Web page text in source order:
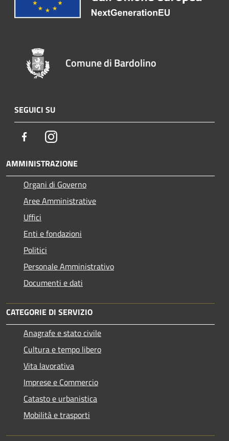
Comune di Bardolino
SEGUICI SU
FacebookInstagram
AMMINISTRAZIONE
Organi di Governo
Aree Amministrative
Uffici
Enti e fondazioni
Politici
Personale Amministrativo
Documenti e dati
CATEGORIE DI SERVIZIO
Anagrafe e stato civile
Cultura e tempo libero
Vita lavorativa
Imprese e Commercio
Catasto e urbanistica
Mobilità e trasporti